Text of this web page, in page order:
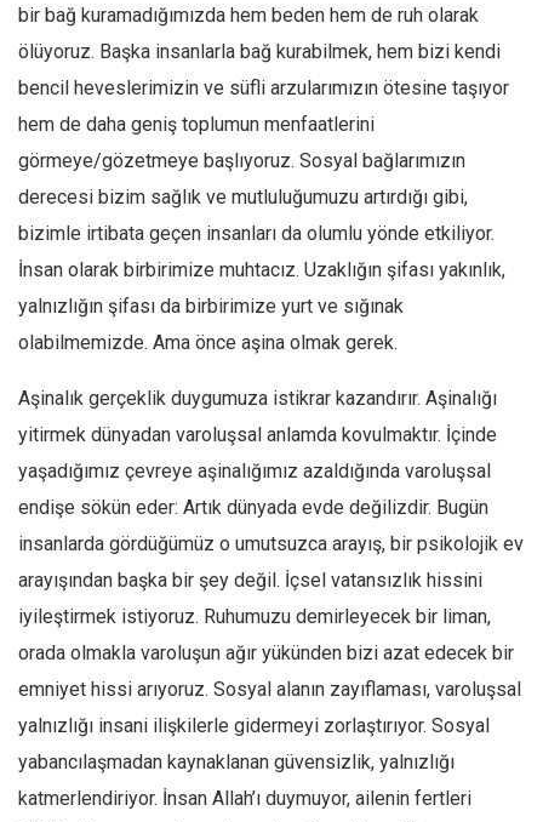
Bu Sayı
Tüm Sayılar
Kategoriler
Kültür Sanat
Kitap
Karisi kitap sualleri
7 soruda bu hafta
Ekonomi
Spor
Manzara
Sağlık
Gıda-Beslenme
Hayat
Türkiye
Asya
Afrika
İslam Dünyası
bir bağ kuramadığımızda hem beden hem de ruh olarak
ölüyoruz. Başka insanlarla bağ kurabilmek, hem bizi kendi
bencil heveslerimizin ve süfli arzularımızın ötesine taşıyor
hem de daha geniş toplumun menfaatlerini
görmeye/gözetmeye başlıyoruz. Sosyal bağlarımızın
derecesi bizim sağlık ve mutluluğumuzu artırdığı gibi,
bizimle irtibata geçen insanları da olumlu yönde etkiliyor.
İnsan olarak birbirimize muhtacız. Uzaklığın şifası yakınlık,
yalnızlığın şifası da birbirimize yurt ve sığınak
olabilmemizde. Ama önce aşina olmak gerek.
Aşinalık gerçeklik duygumuza istikrar kazandırır. Aşinalığı
yitirmek dünyadan varoluşsal anlamda kovulmaktır. İçinde
yaşadığımız çevreye aşinalığımız azaldığında varoluşsal
endişe sökün eder: Artık dünyada evde değilizdir. Bugün
insanlarda gördüğümüz o umutsuzca arayış, bir psikolojik ev
arayışından başka bir şey değil. İçsel vatansızlık hissini
iyileştirmek istiyoruz. Ruhumuzu demirleyecek bir liman,
orada olmakla varoluşun ağır yükünden bizi azat edecek bir
emniyet hissi arıyoruz. Sosyal alanın zayıflaması, varoluşsal
yalnızlığı insani ilişkilerle gidermeyi zorlaştırıyor. Sosyal
yabancılaşmadan kaynaklanan güvensizlik, yalnızlığı
katmerlendiriyor. İnsan Allah’ı duymuyor, ailenin fertleri